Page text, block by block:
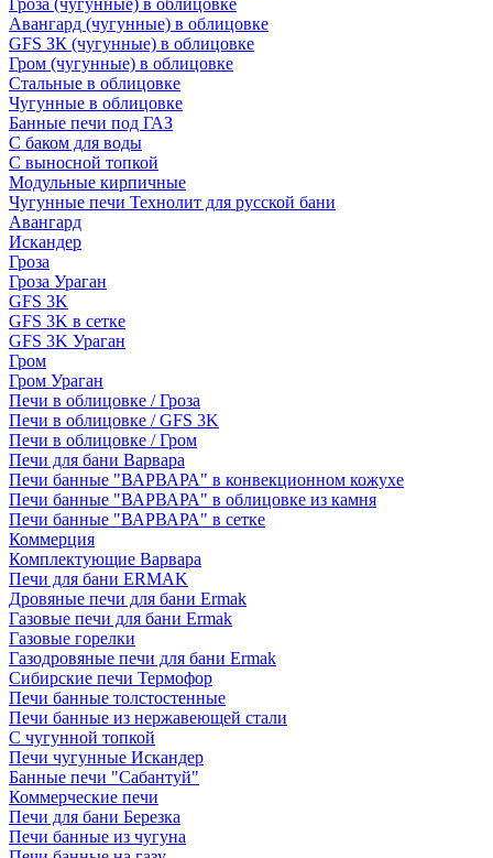
Гроза (чугунные) в облицовке
Авангард (чугунные) в облицовке
GFS ЗК (чугунные) в облицовке
Гром (чугунные) в облицовке
Стальные в облицовке
Чугунные в облицовке
Банные печи под ГАЗ
С баком для воды
С выносной топкой
Модульные кирпичные
Чугунные печи Технолит для русской бани
Авангард
Искандер
Гроза
Гроза Ураган
GFS 3K
GFS 3K в сетке
GFS 3K Ураган
Гром
Гром Ураган
Печи в облицовке / Гроза
Печи в облицовке / GFS 3K
Печи в облицовке / Гром
Печи для бани Варвара
Печи банные "ВАРВАРА" в конвекционном кожухе
Печи банные "ВАРВАРА" в облицовке из камня
Печи банные "ВАРВАРА" в сетке
Коммерция
Комплектующие Варвара
Печи для бани ERMAK
Дровяные печи для бани Ermak
Газовые печи для бани Ermak
Газовые горелки
Газодровяные печи для бани Ermak
Сибирские печи Термофор
Печи банные толстостенные
Печи банные из нержавеющей стали
С чугунной топкой
Печи чугунные Искандер
Банные печи "Сабантуй"
Коммерческие печи
Печи для бани Березка
Печи банные из чугуна